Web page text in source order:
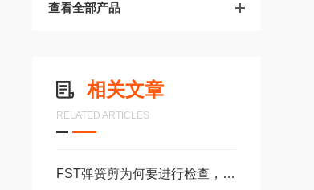
查看全部产品
相关文章
RELATED ARTICLES
FST弹簧剪为何要进行检查，有哪些方法？